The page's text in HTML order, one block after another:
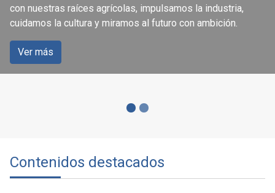
con nuestras raíces agrícolas, impulsamos la industria,
cuidamos la cultura y miramos al futuro con ambición.
Ver más
Accede a los servicios que se ofrecen a través de la
página web del Ayuntamiento de Binéfar.
Ver más
Contenidos destacados